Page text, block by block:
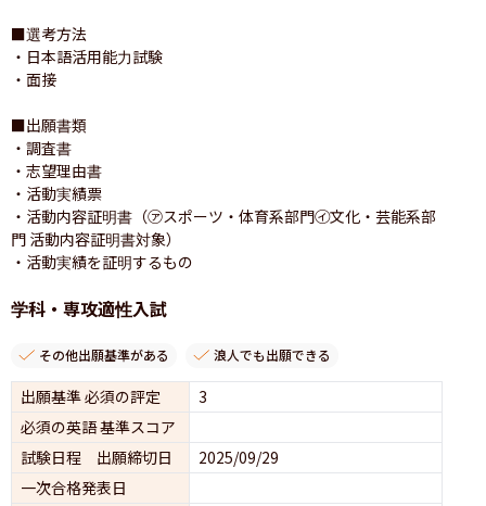
■選考方法
・日本語活用能力試験
・面接
■出願書類
・調査書
・志望理由書
・活動実績票
・活動内容証明書（㋐スポーツ・体育系部門㋑文化・芸能系部
門 活動内容証明書対象）
・活動実績を証明するもの
学科・専攻適性入試
その他出願基準がある 浪人でも出願できる
出願基準 必須の評定
3
必須の英語 基準スコア
試験日程 出願締切日
2025/09/29
一次合格発表日